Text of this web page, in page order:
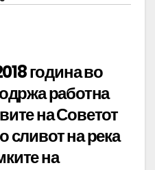
година во
работна
на Советот
сливот на река
на